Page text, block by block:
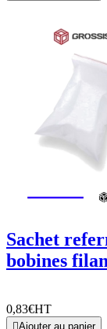
Sachet
bobines
0,83€HT
Ajouter au panier